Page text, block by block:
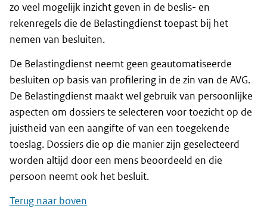
zo veel mogelijk inzicht geven in de beslis- en
rekenregels die de Belastingdienst toepast bij het
nemen van besluiten.
De Belastingdienst neemt geen geautomatiseerde
besluiten op basis van profilering in de zin van de AVG.
De Belastingdienst maakt wel gebruik van persoonlijke
aspecten om dossiers te selecteren voor toezicht op de
juistheid van een aangifte of van een toegekende
toeslag. Dossiers die op die manier zijn geselecteerd
worden altijd door een mens beoordeeld en die
persoon neemt ook het besluit.
Terug naar boven